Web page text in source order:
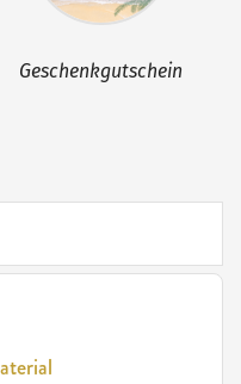
Geschenkgutschein